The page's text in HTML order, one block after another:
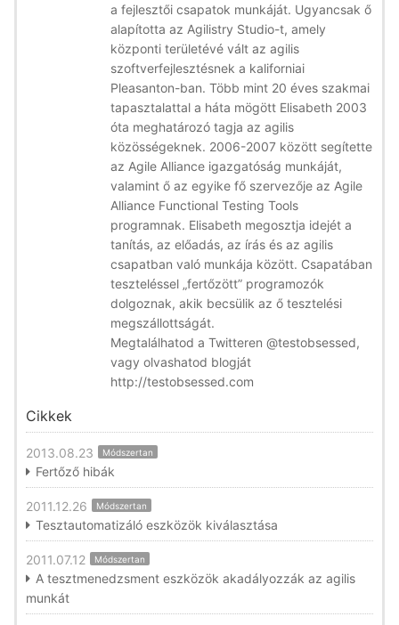
a fejlesztői csapatok munkáját. Ugyancsak ő
alapította az Agilistry Studio-t, amely
központi területévé vált az agilis
szoftverfejlesztésnek a kaliforniai
Pleasanton-ban. Több mint 20 éves szakmai
tapasztalattal a háta mögött Elisabeth 2003
óta meghatározó tagja az agilis
közösségeknek. 2006-2007 között segítette
az Agile Alliance igazgatóság munkáját,
valamint ő az egyike fő szervezője az Agile
Alliance Functional Testing Tools
programnak. Elisabeth megosztja idejét a
tanítás, az előadás, az írás és az agilis
csapatban való munkája között. Csapatában
teszteléssel „fertőzött” programozók
dolgoznak, akik becsülik az ő tesztelési
megszállottságát.
Megtalálhatod a Twitteren @testobsessed,
vagy olvashatod blogját
http://testobsessed.com
Cikkek
2013.08.23 Módszertan
Fertőző hibák
2011.12.26 Módszertan
Tesztautomatizáló eszközök kiválasztása
2011.07.12 Módszertan
A tesztmenedzsment eszközök akadályozzák az agilis
munkát